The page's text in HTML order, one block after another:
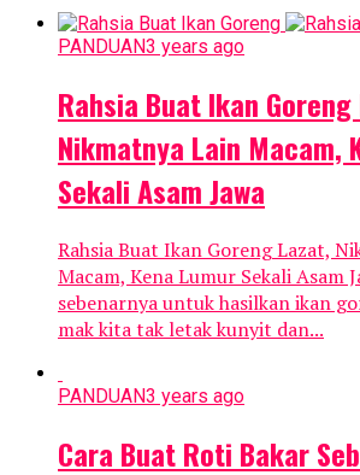
PANDUAN3 years ago
Rahsia Buat Ikan
Nikmatnya Lain Macam,
Sekali Asam Jawa
Rahsia Buat Ikan Goreng Lazat,
Macam, Kena Lumur Sekali Asam
sebenarnya untuk hasilkan ikan
mak kita tak letak kunyit dan...
PANDUAN3 years ago
Cara Buat Roti Bakar